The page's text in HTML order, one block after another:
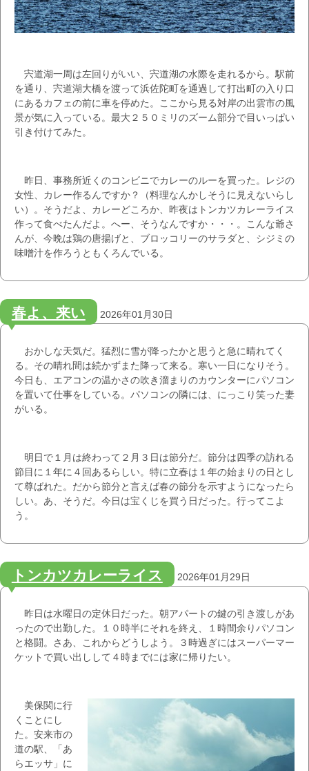
宍道湖一周は左回りがいい、宍道湖の水際を走れるから。駅前
を通り、宍道湖大橋を渡って浜佐陀町を通過して打出町の入り口
にあるカフェの前に車を停めた。ここから見る対岸の出雲市の風
景が気に入っている。最大２５０ミリのズーム部分で目いっぱい
引き付けてみた。
昨日、事務所近くのコンビニでカレーのルーを買った。レジの
女性、カレー作るんですか？（料理なんかしそうに見えないらし
い）。そうだよ、カレーどころか、昨夜はトンカツカレーライス
作って食べたんだよ。へー、そうなんですか・・・。こんな爺さ
んが、今晩は鶏の唐揚げと、ブロッコリーのサラダと、シジミの
味噌汁を作ろうともくろんでいる。
春よ、来い 2026年01月30日
おかしな天気だ。猛烈に雪が降ったかと思うと急に晴れてく
る。その晴れ間は続かずまた降って来る。寒い一日になりそう。
今日も、エアコンの温かさの吹き溜まりのカウンターにパソコン
を置いて仕事をしている。パソコンの隣には、にっこり笑った妻
がいる。
明日で１月は終わって２月３日は節分だ。節分は四季の訪れる
節目に１年に４回あるらしい。特に立春は１年の始まりの日とし
て尊ばれた。だから節分と言えば春の節分を示すようになったら
しい。あ、そうだ。今日は宝くじを買う日だった。行ってこよ
う。
トンカツカレーライス 2026年01月29日
昨日は水曜日の定休日だった。朝アパートの鍵の引き渡しがあ
ったので出勤した。１０時半にそれを終え、１時間余りパソコン
と格闘。さあ、これからどうしよう。３時過ぎにはスーパーマー
ケットで買い出しして４時までには家に帰りたい。
美保関に行
くことにし
た。安来市の
道の駅、「あ
らエッサ」に